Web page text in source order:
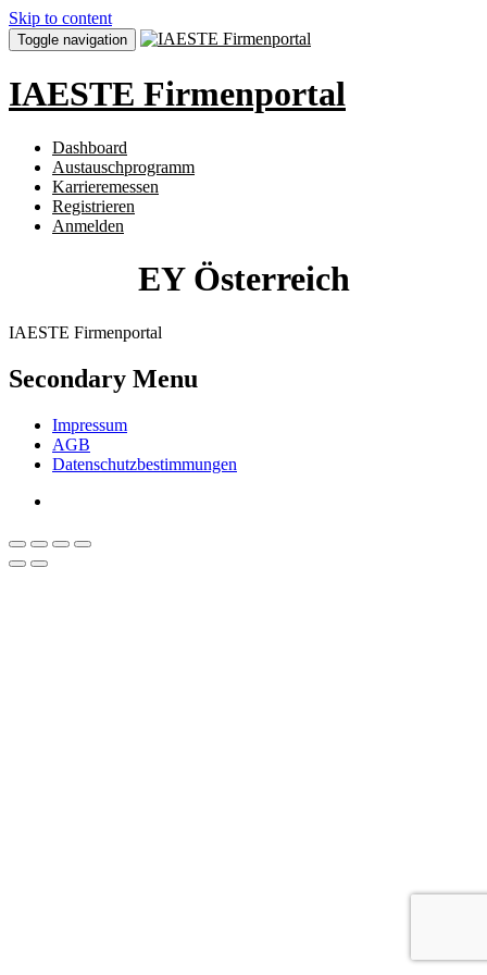
Skip to content
Toggle navigation
IAESTE Firmenportal
Dashboard
Austauschprogramm
Karrieremessen
Registrieren
Anmelden
EY Österreich
IAESTE Firmenportal
Secondary Menu
Impressum
AGB
Datenschutzbestimmungen